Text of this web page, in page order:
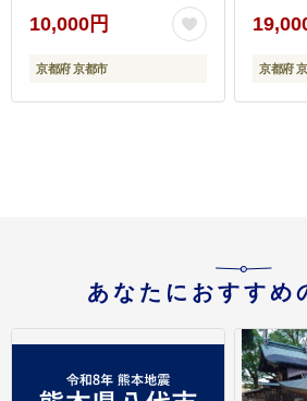
付額 圧倒的 大人気 高評
価レビュー多数 [ 京都
伏見 酒蔵 お酒 日本酒
料 ふるさと納税 ］
10,000円
京都府 京都市
お酒
西陣
吟醸 平安四神 吟醸酒 5
寄せ
京都府
あなたにおすすめ